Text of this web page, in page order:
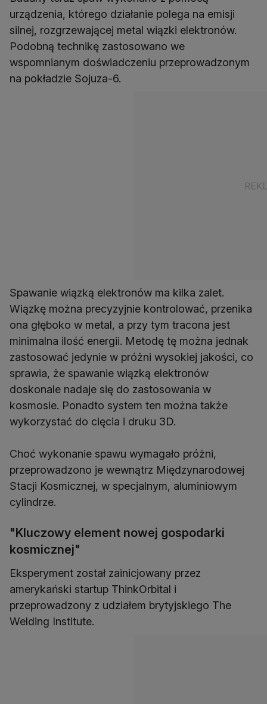
urządzenia, którego działanie polega na emisji
silnej, rozgrzewającej metal wiązki elektronów.
Podobną technikę zastosowano we
wspomnianym doświadczeniu przeprowadzonym
na pokładzie Sojuza-6.
Spawanie wiązką elektronów ma kilka zalet.
Wiązkę można precyzyjnie kontrolować, przenika
ona głęboko w metal, a przy tym tracona jest
minimalna ilość energii. Metodę tę można jednak
zastosować jedynie w próżni wysokiej jakości, co
sprawia, że spawanie wiązką elektronów
doskonale nadaje się do zastosowania w
kosmosie. Ponadto system ten można także
wykorzystać do cięcia i druku 3D.
Choć wykonanie spawu wymagało próżni,
przeprowadzono je wewnątrz Międzynarodowej
Stacji Kosmicznej, w specjalnym, aluminiowym
cylindrze.
"Kluczowy element nowej gospodarki
kosmicznej"
Eksperyment został zainicjowany przez
amerykański startup ThinkOrbital i
przeprowadzony z udziałem brytyjskiego The
Welding Institute.